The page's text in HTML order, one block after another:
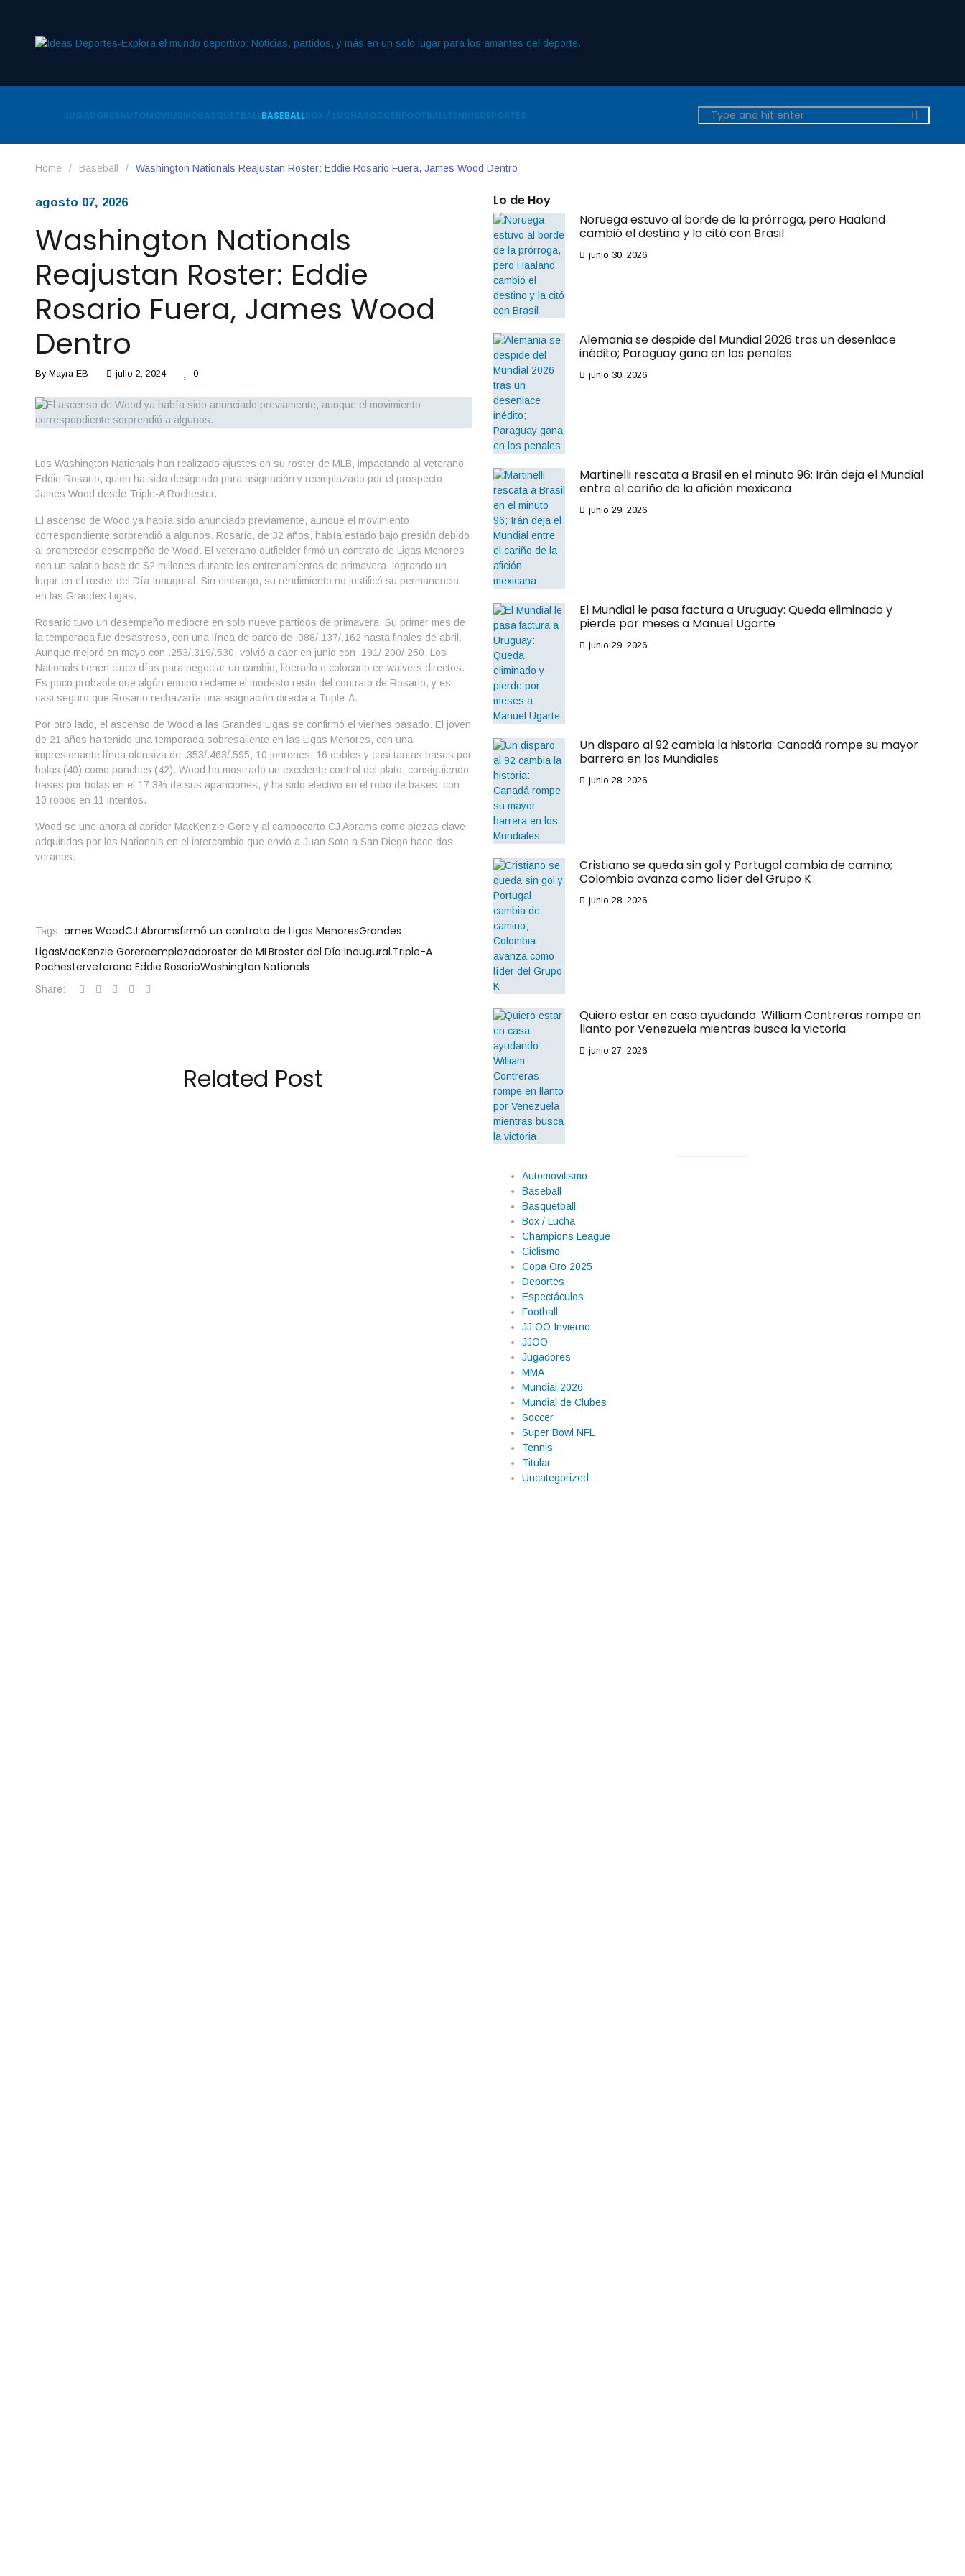
JUGADORESAUTOMOVILISMOBASQUETBALLBASEBALLBOX / LUCHASOCCERFOOTBALLTENNISDEPORTES
Home / Baseball / Washington Nationals Reajustan Roster: Eddie Rosario Fuera, James Wood Dentro
agosto 07, 2026
Washington Nationals
Reajustan Roster: Eddie
Rosario Fuera, James Wood
Dentro
By Mayra EB julio 2, 2024 0
Los Washington Nationals han realizado ajustes en su roster de MLB, impactando al veterano
Eddie Rosario, quien ha sido designado para asignación y reemplazado por el prospecto
James Wood desde Triple-A Rochester.
El ascenso de Wood ya había sido anunciado previamente, aunque el movimiento
correspondiente sorprendió a algunos. Rosario, de 32 años, había estado bajo presión debido
al prometedor desempeño de Wood. El veterano outfielder firmó un contrato de Ligas Menores
con un salario base de $2 millones durante los entrenamientos de primavera, logrando un
lugar en el roster del Día Inaugural. Sin embargo, su rendimiento no justificó su permanencia
en las Grandes Ligas.
Rosario tuvo un desempeño mediocre en solo nueve partidos de primavera. Su primer mes de
la temporada fue desastroso, con una línea de bateo de .088/.137/.162 hasta finales de abril.
Aunque mejoró en mayo con .253/.319/.530, volvió a caer en junio con .191/.200/.250. Los
Nationals tienen cinco días para negociar un cambio, liberarlo o colocarlo en waivers directos.
Es poco probable que algún equipo reclame el modesto resto del contrato de Rosario, y es
casi seguro que Rosario rechazaría una asignación directa a Triple-A.
Por otro lado, el ascenso de Wood a las Grandes Ligas se confirmó el viernes pasado. El joven
de 21 años ha tenido una temporada sobresaliente en las Ligas Menores, con una
impresionante línea ofensiva de .353/.463/.595, 10 jonrones, 16 dobles y casi tantas bases por
bolas (40) como ponches (42). Wood ha mostrado un excelente control del plato, consiguiendo
bases por bolas en el 17.3% de sus apariciones, y ha sido efectivo en el robo de bases, con
10 robos en 11 intentos.
Wood se une ahora al abridor MacKenzie Gore y al campocorto CJ Abrams como piezas clave
adquiridas por los Nationals en el intercambio que envió a Juan Soto a San Diego hace dos
veranos.
Tags: ames WoodCJ Abramsfirmó un contrato de Ligas MenoresGrandes
LigasMacKenzie Gorereemplazadoroster de MLBroster del Día Inaugural.Triple-A
Rochesterveterano Eddie RosarioWashington Nationals
Share:
Related Post
Lo de Hoy
Noruega estuvo al borde de la prórroga, pero Haaland
cambió el destino y la citó con Brasil
junio 30, 2026
Alemania se despide del Mundial 2026 tras un desenlace
inédito; Paraguay gana en los penales
junio 30, 2026
Martinelli rescata a Brasil en el minuto 96; Irán deja el Mundial
entre el cariño de la afición mexicana
junio 29, 2026
El Mundial le pasa factura a Uruguay: Queda eliminado y
pierde por meses a Manuel Ugarte
junio 29, 2026
Un disparo al 92 cambia la historia: Canadá rompe su mayor
barrera en los Mundiales
junio 28, 2026
Cristiano se queda sin gol y Portugal cambia de camino;
Colombia avanza como líder del Grupo K
junio 28, 2026
Quiero estar en casa ayudando: William Contreras rompe en
llanto por Venezuela mientras busca la victoria
junio 27, 2026
Automovilismo
Baseball
Basquetball
Box / Lucha
Champions League
Ciclismo
Copa Oro 2025
Deportes
Espectáculos
Football
JJ OO Invierno
JJOO
Jugadores
MMA
Mundial 2026
Mundial de Clubes
Soccer
Super Bowl NFL
Tennis
Titular
Uncategorized